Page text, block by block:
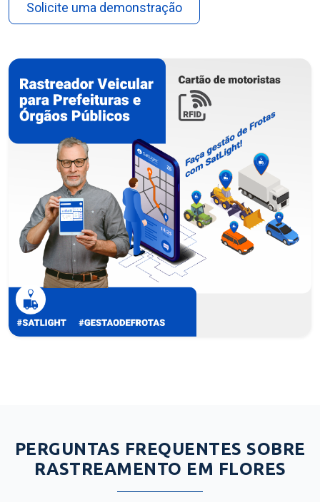
Solicite uma demonstração
PERGUNTAS FREQUENTES SOBRE
RASTREAMENTO EM FLORES